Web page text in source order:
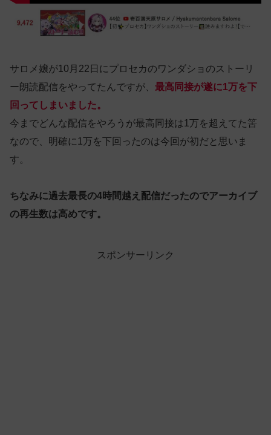
サロメ嬢が10月22日にプロセカのワンダショのストーリ
ー朗読配信をやってたんですが、 最高同接が遂に1万を下
回ってしまいました。
今までどんな配信をやろうが最高同接は1万を超えてた筈
なので、明確に1万を下回ったのは今回が初だと思いま
す。
ちなみに過去最長の4時間越え配信だったのでアーカイブ
の再生数は高めです。
スポンサーリンク